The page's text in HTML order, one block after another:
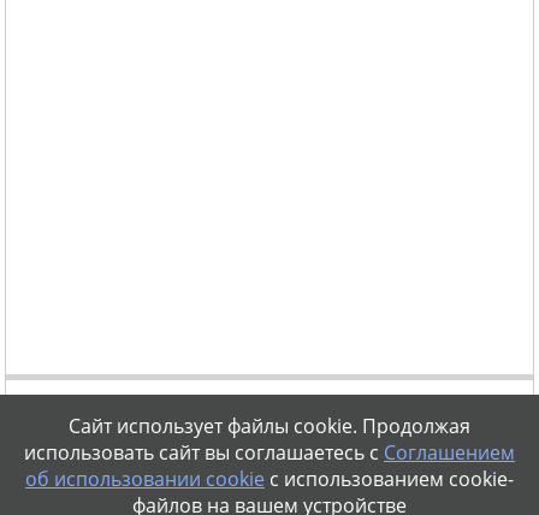
Сайт использует файлы cookie. Продолжая
использовать сайт вы соглашаетесь с Соглашением
об использовании cookieс использованием cookie-
файлов на вашем устройстве